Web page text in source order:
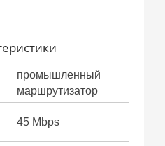
промышленный
маршрутизатор
45 Mbps